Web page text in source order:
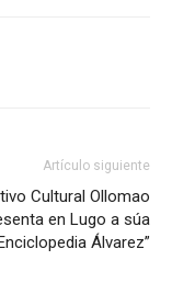
Artículo siguiente
Cultural Ollomao
en Lugo a súa
Álvarez”